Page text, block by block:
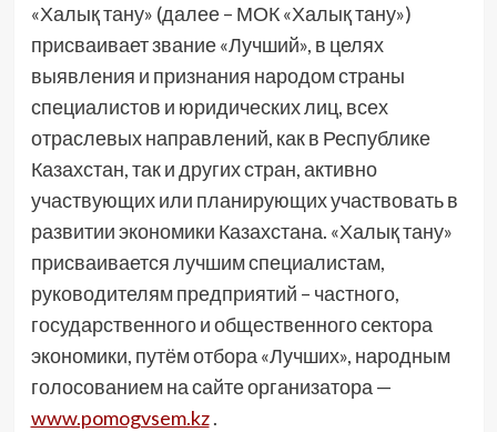
«Халық тану» (далее – МОК «Халық тану»)
присваивает звание «Лучший», в целях
выявления и признания народом страны
специалистов и юридических лиц, всех
отраслевых направлений, как в Республике
Казахстан, так и других стран, активно
участвующих или планирующих участвовать в
развитии экономики Казахстана. «Халық тану»
присваивается лучшим специалистам,
руководителям предприятий – частного,
государственного и общественного сектора
экономики, путём отбора «Лучших», народным
голосованием на сайте организатора —
www.pomogvsem.kz.